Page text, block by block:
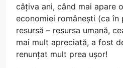
câțiva ani, când mai apare
economiei românești (ca în
resursă – resursa umană,
mai mult apreciată, a fost
renunțat mult prea ușor!